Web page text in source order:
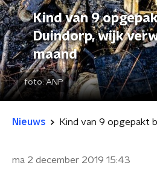
Kind van 9
Duindorp, wijk
maand
foto:ANP
Nieuws
ma 2 december 2019 15:43